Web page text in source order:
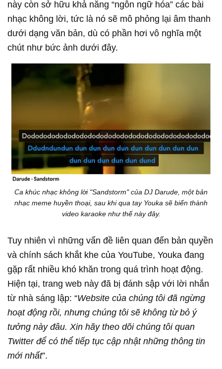
này còn sở hữu khả năng “ngôn ngữ hóa” các bài
nhạc không lời, tức là nó sẽ mô phỏng lại âm thanh
dưới dạng văn bản, dù có phần hơi vô nghĩa một
chút như bức ảnh dưới đây.
Ca khúc nhạc không lời "Sandstorm" của DJ Darude, một bản
nhạc meme huyền thoại, sau khi qua tay Youka sẽ biến thành
video karaoke như thế này đây.
Tuy nhiên vì những vấn đề liên quan đến bản quyền
và chính sách khắt khe của YouTube, Youka đang
gặp rất nhiều khó khăn trong quá trình hoạt động.
Hiện tại, trang web này đã bị đánh sập với lời nhắn
từ nhà sáng lập: “Website của chúng tôi đã ngừng
hoạt động rồi, nhưng chúng tôi sẽ không từ bỏ ý
tưởng này đâu. Xin hãy theo dõi chúng tôi quan
Twitter để có thể tiếp tục cập nhật những thông tin
mới nhất”.